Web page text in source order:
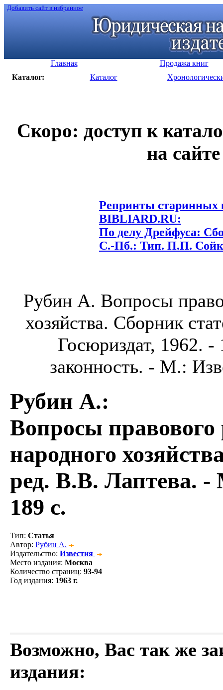
Добавить сайт в избранное
Главная
Продажа книг
Каталог:
Каталог
Скоро: доступ к
на
Репринты старинных
BIBLIARD.RU:
По делу Дрейфуса:
С.-Пб.: Тип. П.П.
Рубин А. Вопросы
хозяйства. Сборник
Госюриздат, 1962. -
законность. - М.:
Рубин А.:
Вопросы правового
народного
ред. В.В. Лаптева. -
189 с.
Тип: Статья
Автор: Рубин А.
Издательство: Известия
Место издания: Москва
Количество страниц: 93-94
Год издания: 1963 г.
Возможно, Вас так же
издания: